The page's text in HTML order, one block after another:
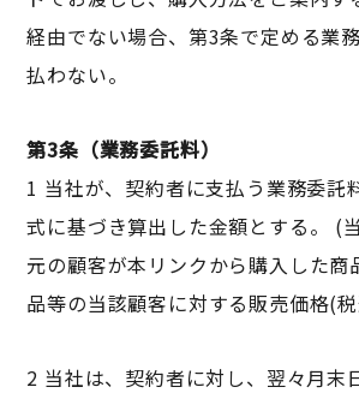
経由でない場合、第3条で定める業
払わない。
第3条（業務委託料）
1 当社が、契約者に支払う業務委託
式に基づき算出した金額とする。 (
元の顧客が本リンクから購入した
品等の当該顧客に対する販売価格(
2 当社は、契約者に対し、翌々月末